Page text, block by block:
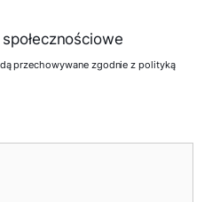
przechowywane zgodnie z polityką